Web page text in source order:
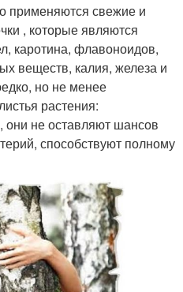
применяются свежие и
, которые являются
каротина, флавоноидов,
веществ, калия, железа и
но не менее
растения:
не оставляют шансов
способствуют полному